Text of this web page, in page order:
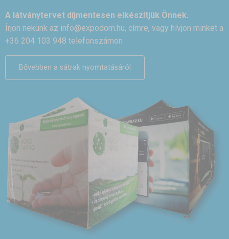
A látványtervet díjmentesen elkészítjük Önnek.
Írjon nekünk az info@expodom.hu, címre, vagy hívjon minket a
+36 204 103 948 telefonszámon
Bővebben a sátrak nyomtatásáról